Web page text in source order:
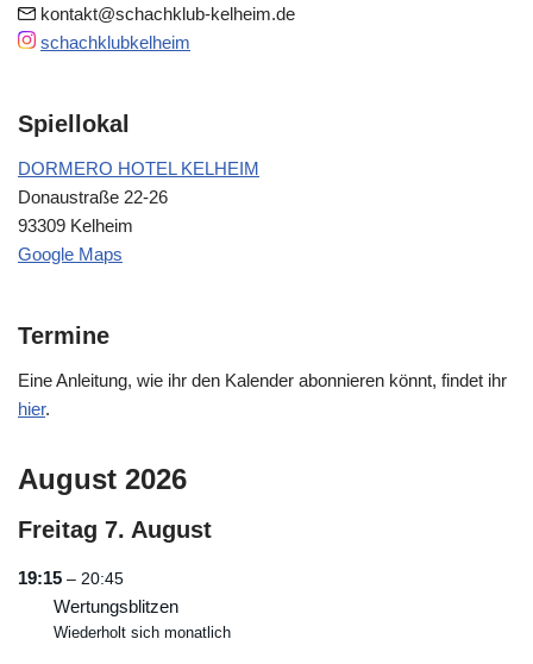
kontakt@schachklub-kelheim.de
schachklubkelheim
Spiellokal
DORMERO HOTEL KELHEIM
Donaustraße 22-26
93309 Kelheim
Google Maps
Termine
Eine Anleitung, wie ihr den Kalender abonnieren könnt, findet ihr
hier.
August 2026
Freitag 7. August
19:15 – 20:45
Wertungsblitzen
Wiederholt sich monatlich